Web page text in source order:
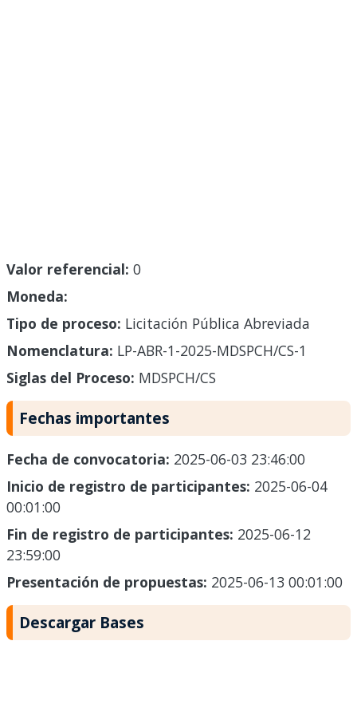
Valor referencial: 0
Moneda:
Tipo de proceso: Licitación Pública Abreviada
Nomenclatura: LP-ABR-1-2025-MDSPCH/CS-1
Siglas del Proceso: MDSPCH/CS
Fechas importantes
Fecha de convocatoria: 2025-06-03 23:46:00
Inicio de registro de participantes: 2025-06-04
00:01:00
Fin de registro de participantes: 2025-06-12
23:59:00
Presentación de propuestas: 2025-06-13 00:01:00
Descargar Bases